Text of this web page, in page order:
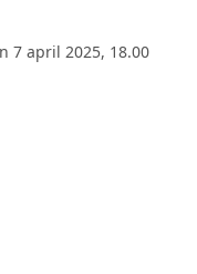
7 april 2025, 18.00